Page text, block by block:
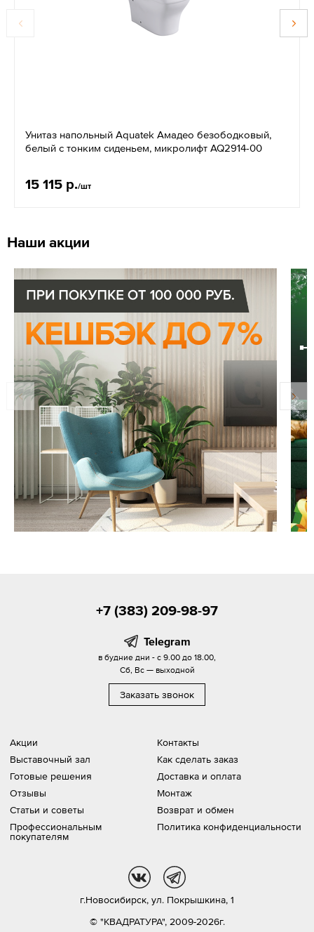
Унитаз напольный Aquatek Амадео безободковый,
белый с тонким сиденьем, микролифт AQ2914-00
15 115 р./шт
Наши акции
Акции
Выставочный зал
Готовые решения
Отзывы
Статьи и советы
Профессиональным
покупателям
Контакты
Как сделать заказ
Доставка и оплата
Монтаж
Возврат и обмен
Политика конфиденциальности
+7 (383) 209-98-97
Telegram
в будние дни - с 9.00 до 18.00,
Сб, Вс — выходной
Заказать звонок
© "КВАДРАТУРА", 2009-2026г.
г.Новосибирск, ул. Покрышкина, 1
tg